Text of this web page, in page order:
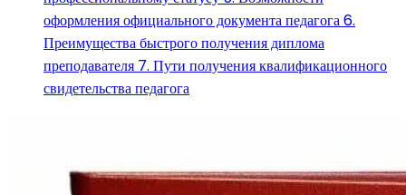
оформления официального документа педагога 6.
Преимущества быстрого получения диплома
преподавателя 7. Пути получения квалификационного
свидетельства педагога